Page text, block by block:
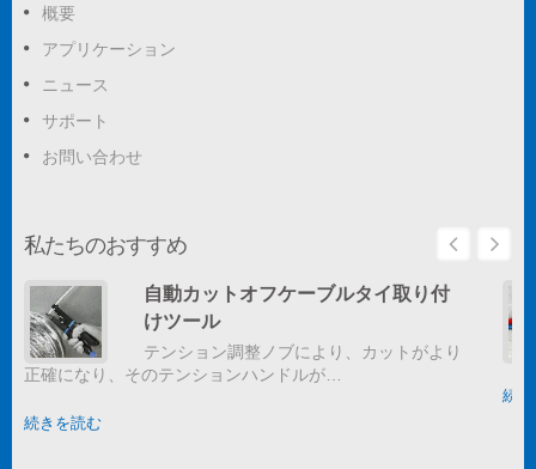
概要
アプリケーション
ニュース
サポート
お問い合わせ
私たちのおすすめ
自動カットオフケーブルタイ取り付
けツール
テンション調整ノブにより、カットがより
正確になり、そのテンションハンドルが…
続きを読む
続